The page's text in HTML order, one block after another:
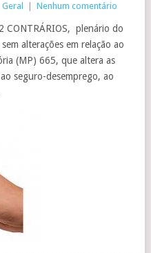
Geral Nenhum comentário
CONTRÁRIOS, plenário do
alterações em relação ao
(MP) 665, que altera as
seguro-desemprego, ao